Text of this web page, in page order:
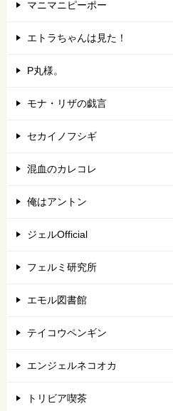
マニマニピーポー
エトラちゃんは見た！
P丸様。
モナ・リザの戯言
セカイノフシギ
混血のカレコレ
俺はアントン
ジェルOfficial
フェルミ研究所
エモル図書館
テイコウペンギン
エンジェルネコオカ
トリビア喫茶